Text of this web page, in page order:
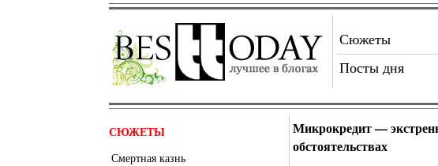
Сюжеты
Посты дня
СЮЖЕТЫ
Смертная казнь
Микрокредит —
обстоятельствах